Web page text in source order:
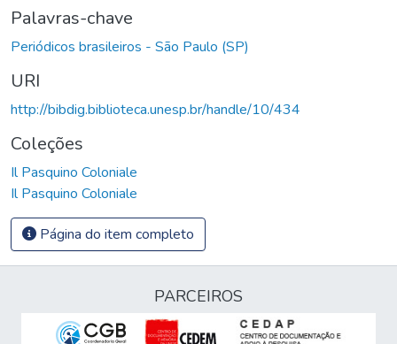
Palavras-chave
Periódicos brasileiros - São Paulo (SP)
URI
http://bibdig.biblioteca.unesp.br/handle/10/434
Coleções
Il Pasquino Coloniale
Il Pasquino Coloniale
Página do item completo
PARCEIROS